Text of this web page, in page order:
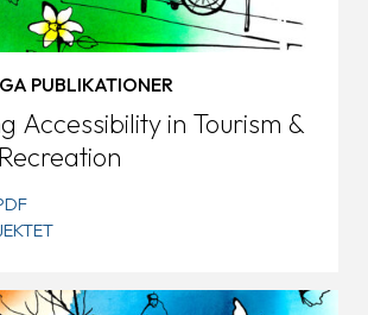
Accessibility in Tourism &
PUBLIKATIONER